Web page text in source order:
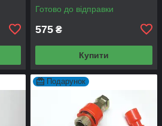
Готово до відправки
575 ₴
Купити
Подарунок